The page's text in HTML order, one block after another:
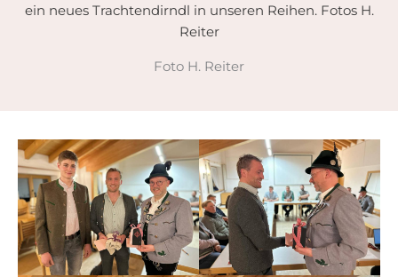
ein neues Trachtendirndl in unseren Reihen. Fotos H.
Reiter
Foto H. Reiter